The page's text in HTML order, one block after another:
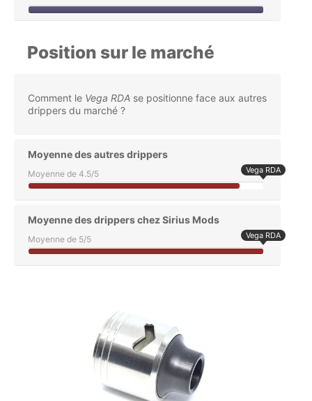
Position sur le marché
Comment le Vega RDA se positionne face aux autres
drippers du marché ?
Moyenne des autres drippers
Moyenne de 4.5/5 Vega RDA
Moyenne des drippers chez Sirius Mods
Moyenne de 5/5 Vega RDA